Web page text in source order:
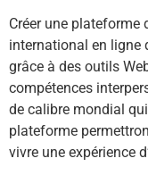
Créer une plateforme
international en ligne
grâce à des outils
compétences
de calibre mondial
plateforme
vivre une expérience